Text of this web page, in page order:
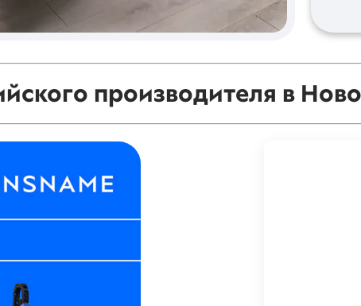
производителя в